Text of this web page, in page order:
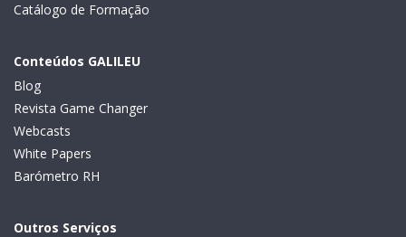
Catálogo de Formação
Conteúdos GALILEU
Blog
Revista Game Changer
Webcasts
White Papers
Barómetro RH
Outros Serviços